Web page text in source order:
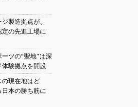
製造拠点が、
の先進工場に
ツの“聖地”は深
体験拠点を開設
の現在地はど
本の勝ち筋に